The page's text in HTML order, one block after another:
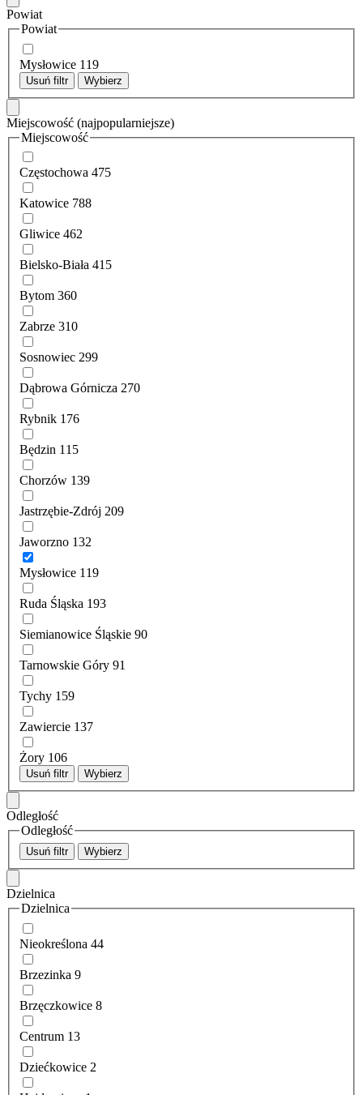
Powiat
Powiat
Mysłowice 119
Usuń filtr Wybierz
Miejscowość (najpopularniejsze)
Miejscowość
Częstochowa 475
Katowice 788
Gliwice 462
Bielsko-Biała 415
Bytom 360
Zabrze 310
Sosnowiec 299
Dąbrowa Górnicza 270
Rybnik 176
Będzin 115
Chorzów 139
Jastrzębie-Zdrój 209
Jaworzno 132
Mysłowice 119
Ruda Śląska 193
Siemianowice Śląskie 90
Tarnowskie Góry 91
Tychy 159
Zawiercie 137
Żory 106
Usuń filtr Wybierz
Odległość
Odległość
Usuń filtr Wybierz
Dzielnica
Dzielnica
Nieokreślona 44
Brzezinka 9
Brzęczkowice 8
Centrum 13
Dziećkowice 2